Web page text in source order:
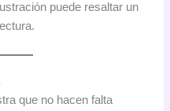
puede resaltar un
que no hacen falta